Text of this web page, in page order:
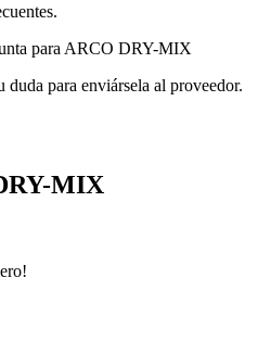
para ARCO DRY-MIX
para enviársela al proveedor.
MIX